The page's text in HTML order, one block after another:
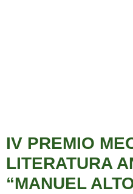
IV PREMIO
LITERATURA
“MANUEL